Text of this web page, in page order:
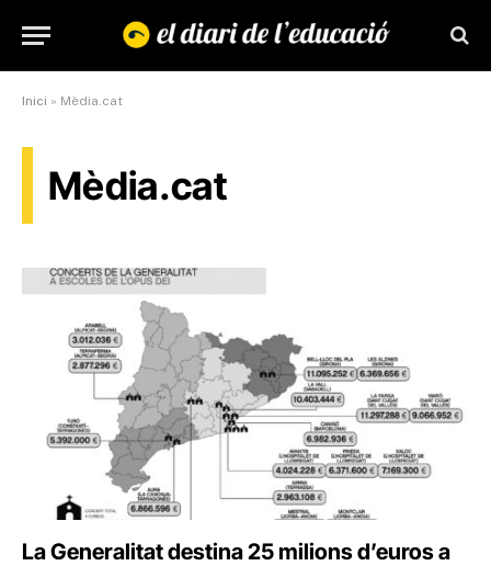
Inici » Mèdia.cat
Mèdia.cat
La Generalitat destina 25 milions d’euros a